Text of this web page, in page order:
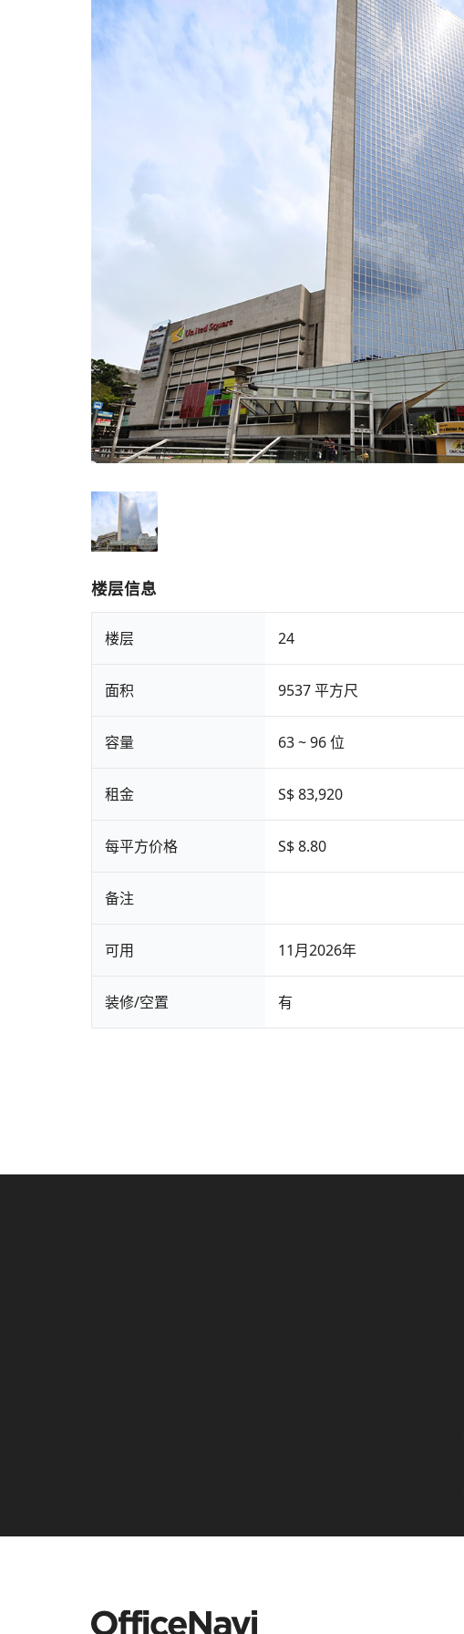
楼层信息
楼层 24
面积 9537 平方尺
容量 63 ~ 96 位
租金 S$ 83,920
每平方价格 S$ 8.80
备注
可用 11月2026年
装修/空置 有